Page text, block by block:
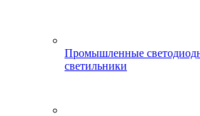
Промышленные
светильники